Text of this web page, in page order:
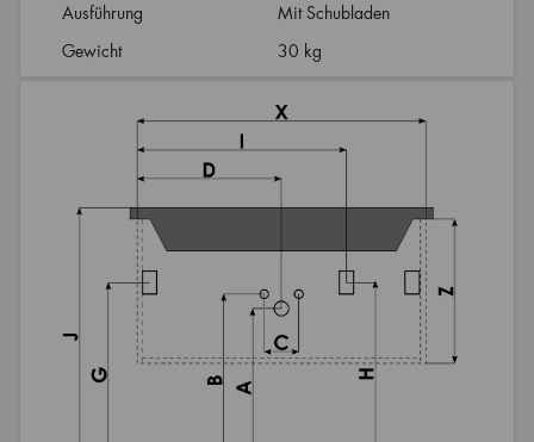
Ausführung
Mit Schubladen
Gewicht
30 kg